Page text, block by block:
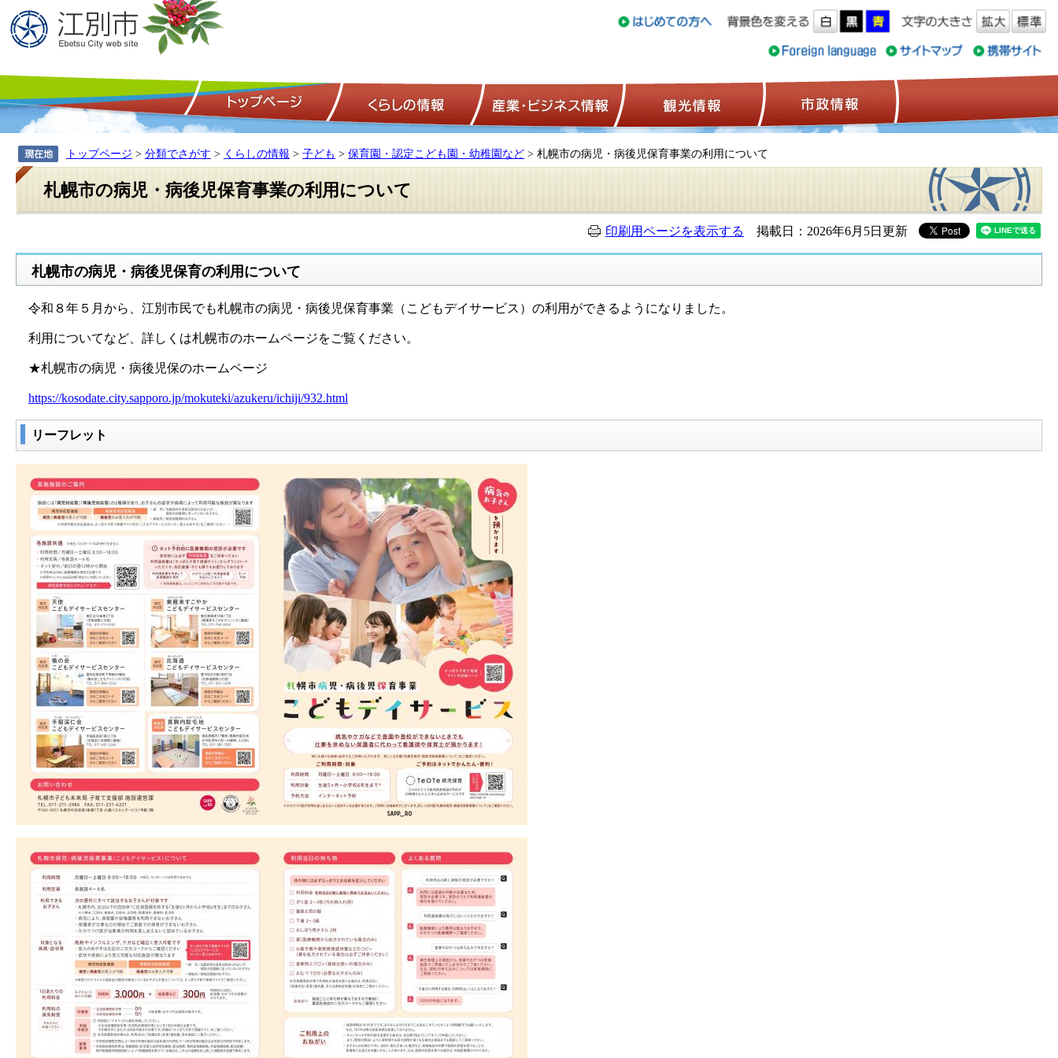
トップページ くらしの情報 産業・ビジネス情報 観光情報
トップページ > 分類でさがす > くらしの情報 > 子ども > 保育園・認定こども園・幼稚園など > 札幌市の病児・病後児保育事業の利用について
札幌市の病児・病後児保育事業の利用について
印刷用ページを表示する 掲載日：2026年6月5日更新
札幌市の病児・病後児保育の利用について
令和８年５月から、江別市民でも札幌市の病児・病後児保育事業（こどもデイサービス）の利用ができるようになりました。
利用についてなど、詳しくは札幌市のホームページをご覧ください。
★札幌市の病児・病後児保のホームページ
https://kosodate.city.sapporo.jp/mokuteki/azukeru/ichiji/932.html
リーフレット